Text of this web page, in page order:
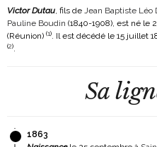
Victor Dutau, fils de Jean Baptiste Léo
Pauline Boudin (1840-1908), est né le
(Réunion) (1). Il est décédé le 15 juillet
(2).
Sa
1863